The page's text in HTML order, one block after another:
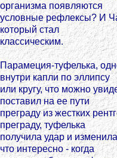
организма появляются
условные рефлексы? И
который стал
классическим.
Парамеция-туфелька,
внутри капли по эллипсу
или кругу, что можно
поставил на ее пути
преграду из жестких
преграду, туфелька
получила удар и
что интересно - когда